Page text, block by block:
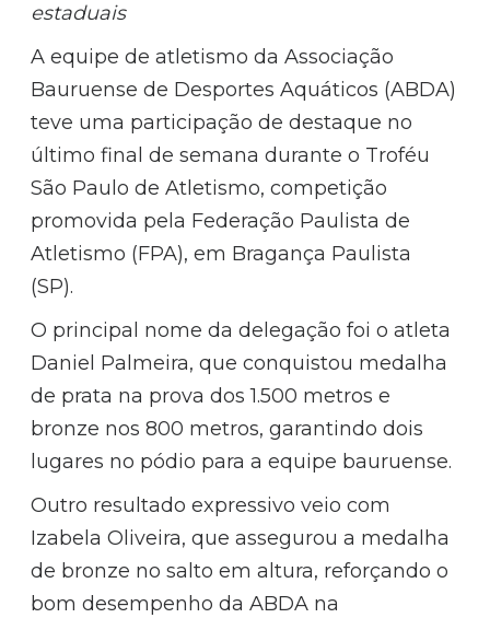
estaduais
A equipe de atletismo da Associação
Bauruense de Desportes Aquáticos (ABDA)
teve uma participação de destaque no
último final de semana durante o Troféu
São Paulo de Atletismo, competição
promovida pela Federação Paulista de
Atletismo (FPA), em Bragança Paulista
(SP).
O principal nome da delegação foi o atleta
Daniel Palmeira, que conquistou medalha
de prata na prova dos 1.500 metros e
bronze nos 800 metros, garantindo dois
lugares no pódio para a equipe bauruense.
Outro resultado expressivo veio com
Izabela Oliveira, que assegurou a medalha
de bronze no salto em altura, reforçando o
bom desempenho da ABDA na